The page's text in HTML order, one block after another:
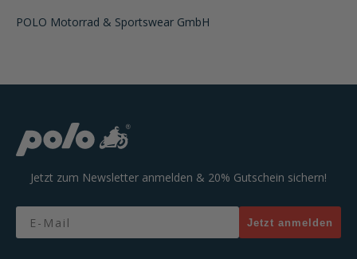
POLO Motorrad & Sportswear GmbH
Jetzt zum Newsletter anmelden & 20% Gutschein sichern!
Email
Jetzt anmelden